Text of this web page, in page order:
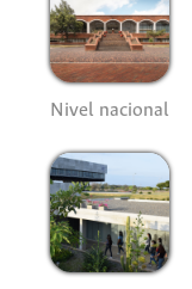
Nivel nacional